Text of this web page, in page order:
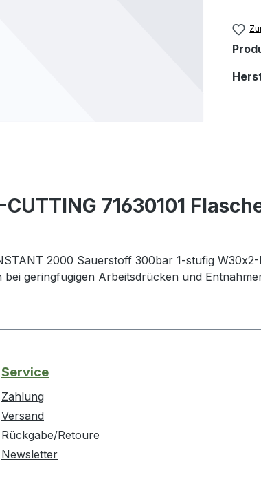
71630101
2000 Sauerstoff 300bar 1-stufig
geringfügigen Arbeitsdrücken und
Service
Zahlung
Versand
Rückgabe/Retoure
Newsletter